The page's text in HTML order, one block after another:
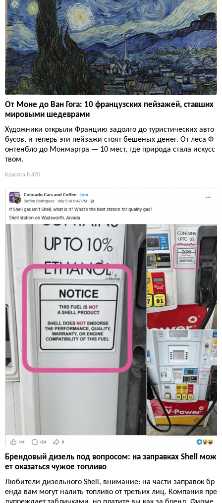
От Моне до Ван Гога: 10 французских пейзажей, ставших
мировыми шедеврами
Художники открыли Францию задолго до туристических авто
бусов, и теперь эти пейзажи стоят бешеных денег. От леса Ф
онтенбло до Монмартра — 10 мест, где природа стала искусс
твом.
Красота 8 470
Брендовый дизель под вопросом: на заправках Shell мож
ет оказаться чужое топливо
Любители дизельного Shell, внимание: на части заправок бр
енда вам могут налить топливо от третьих лиц. Компания пре